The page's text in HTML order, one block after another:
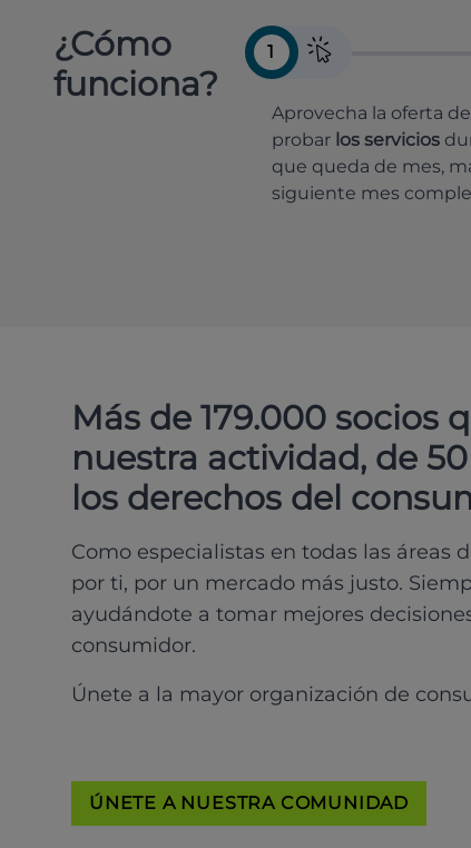
¿Cómo
funciona?
1
Aprovecha la oferta de
probar los servicios
que queda de mes,
siguiente mes
Más de 179.000 socios
nuestra actividad, de
los derechos del
Como especialistas en todas las áreas
por ti, por un mercado más justo.
ayudándote a tomar mejores
consumidor.
Únete a la mayor organización de
ÚNETE A NUESTRA COMUNIDAD